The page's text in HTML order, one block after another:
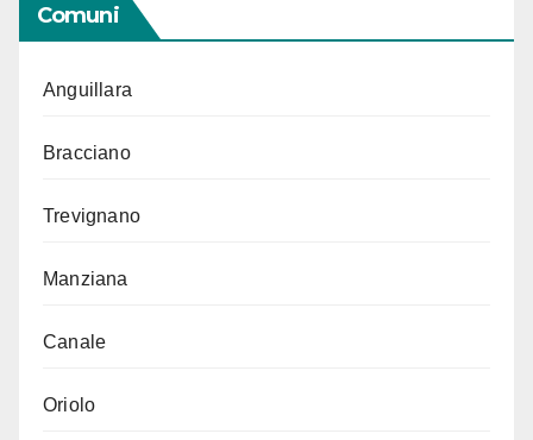
Comuni
Anguillara
Bracciano
Trevignano
Manziana
Canale
Oriolo